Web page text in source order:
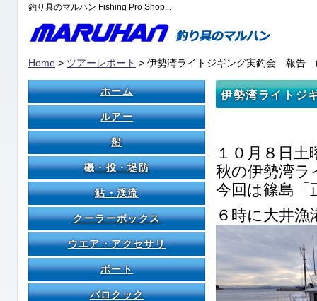
釣り具のマルハン Fishing Pro Shop...
Home > ツアーレポート > 伊勢湾ライトジギング実釣会 報告
伊勢湾ライト
１０月８日土
秋の伊勢湾ラ
今回は篠島「
６時に大井
ホーム
ルアー
船
磯・投・堤防
鮎・渓流
クーラーボックス
ウエア・アクセサリ
ボート
バロクック